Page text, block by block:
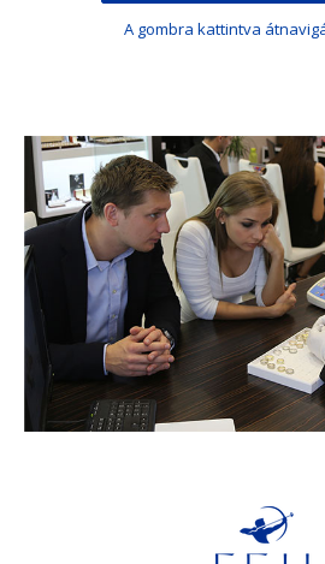
A gombra kattintva